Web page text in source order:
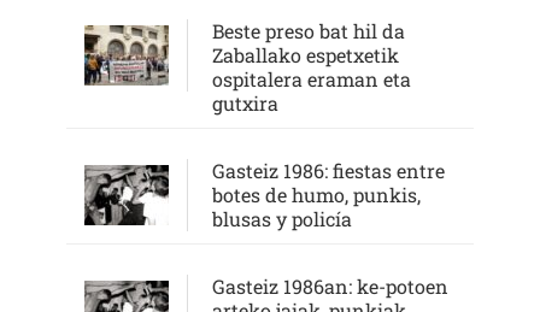
Beste preso bat hil da
Zaballako espetxetik
ospitalera eraman eta
gutxira
Gasteiz 1986: fiestas entre
botes de humo, punkis,
blusas y policía
Gasteiz 1986an: ke-potoen